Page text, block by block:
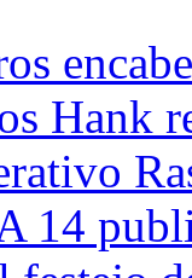
Hank
14